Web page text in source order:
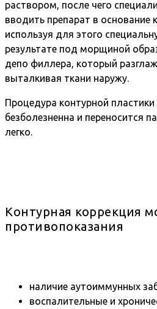
раствором, после чего
вводить препарат в
используя для этого
результате под морщиной
депо филлера, который
выталкивая ткани наружу.
Процедура контурной
безболезненна и переносится
легко.
Контурная коррекция
противопоказания
наличие аутоиммунных
воспалительные и